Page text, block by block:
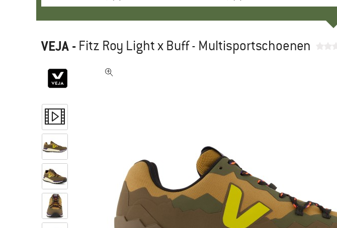
VEJA - Fitz Roy Light x Buff - Multisportschoenen